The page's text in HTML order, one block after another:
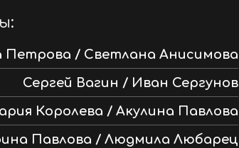
Петрова / Светлана Анисимова
Сергей Вагин / Иван Сергунов
Королева / Акулина Павлова
Павлова / Людмила Любарец